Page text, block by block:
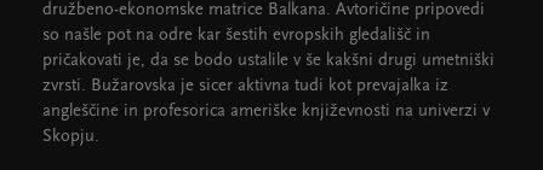
družbeno-ekonomske matrice Balkana. Avtoričine pripovedi
so našle pot na odre kar šestih evropskih gledališč in
pričakovati je, da se bodo ustalile v še kakšni drugi umetniški
zvrsti. Bužarovska je sicer aktivna tudi kot prevajalka iz
angleščine in profesorica ameriške književnosti na univerzi v
Skopju.